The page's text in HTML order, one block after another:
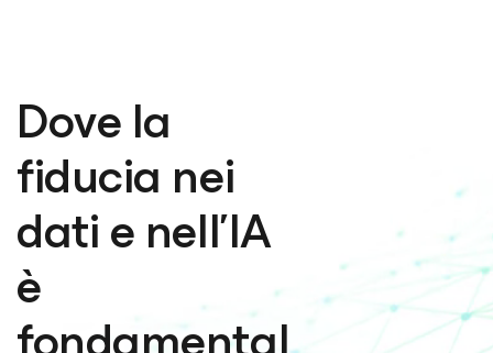
Dove la
fiducia nei
dati e nell’IA
è